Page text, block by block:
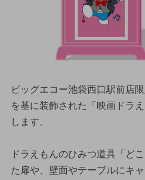
ビッグエコー池袋西口駅前店
を基に装飾された「映画ドラ
します。
ドラえもんのひみつ道具「ど
た扉や、壁面やテーブルにキ